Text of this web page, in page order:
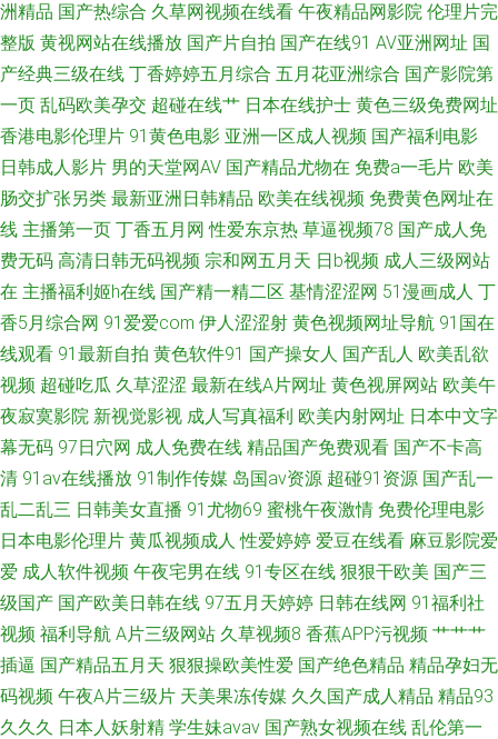
海角熟女 先锋影院日韩精品av 午夜精品波多野吉依 国产91视频白丝 91九色
探花 九九热精品国产视频 91视频站 成人AV天堂五月天网 岛国99 国产第一
福利 国产免费福利av视 国内自拍99 精品久久AV大香蕉 色久悠悠亚洲 夜夜撸
体验区 91黑料吧 91精品在线视频观看视频 91性福利导航 91在线青青草
99re自拍 大香蕉八区 日韩无码无卡 91爱豆传媒资源在线观看 久操久热在线
资源 95看片淫黄大片 91在线播放专区 欧美一级性生活 精品二区 91最新国
产视频 婷婷五月影音先锋av 91在线观看免费高清 丁香五月桃花网网 国产精
品超碰久久 国产网站久久 精品在线视频2 麻豆传媒探花91特制 欧美日韩国
产成人 亚洲欧美Sss 91超碰人人澡人人妻 91视频手机最新网址 97自拍97在
线视频 www黄色 大香蕉92 国产TS伪娘 黑丝无码av网 日韩欧美成人网站在
洲精品 国产热综合 久草网视频在线看 午夜精品网影院 伦理片完
整版 黄视网站在线播放 国产片自拍 国产在线91 AV亚洲网址 国
产经典三级在线 丁香婷婷五月综合 五月花亚洲综合 国产影院第
一页 乱码欧美孕交 超碰在线艹 日本在线护士 黄色三级免费网址
香港电影伦理片 91黄色电影 亚洲一区成人视频 国产福利电影
日韩成人影片 男的天堂网AV 国产精品尤物在 免费a一毛片 欧美
肠交扩张另类 最新亚洲日韩精品 欧美在线视频 免费黄色网址在
线 主播第一页 丁香五月网 性爱东京热 草逼视频78 国产成人免
费无码 高清日韩无码视频 宗和网五月天 日b视频 成人三级网站
在 主播福利姬h在线 国产精一精二区 基情涩涩网 51漫画成人 丁
香5月综合网 91爱爱com 伊人涩涩射 黄色视频网址导航 91国在
线观看 91最新自拍 黄色软件91 国产操女人 国产乱人 欧美乱欲
视频 超碰吃瓜 久草涩涩 最新在线A片网址 黄色视屏网站 欧美午
夜寂寞影院 新视觉影视 成人写真福利 欧美内射网址 日本中文字
幕无码 97日穴网 成人免费在线 精品国产免费观看 国产不卡高
清 91av在线播放 91制作传媒 岛国av资源 超碰91资源 国产乱一
乱二乱三 日韩美女直播 91尤物69 蜜桃午夜激情 免费伦理电影
日本电影伦理片 黄瓜视频成人 性爱婷婷 爱豆在线看 麻豆影院爱
爱 成人软件视频 午夜宅男在线 91专区在线 狠狠干欧美 国产三
级国产 国产欧美日韩在线 97五月天婷婷 日韩在线网 91福利社
视频 福利导航 A片三级网站 久草视频8 香蕉APP污视频 艹艹艹
插逼 国产精品五月天 狠狠操欧美性爱 国产绝色精品 精品孕妇无
码视频 午夜A片三级片 天美果冻传媒 久久国产成人精品 精品93
久久久 日本人妖射精 学生妹avav 国产熟女视频在线 乱伦第一